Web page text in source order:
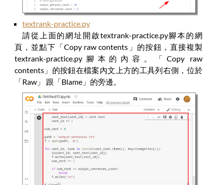
textrank-practice.py
請從上面的網址開啟textrank-practice.py腳本的網
頁，並點下「Copy raw contents」的按鈕，直接複製
textrank-practice.py腳本的內容。「Copy raw
contents」的按鈕在檔案內文上方的工具列右側，位於
「Raw」 跟「Blame」的旁邊。